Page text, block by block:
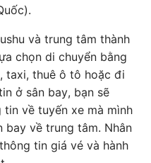
và trung tâm thành
chọn di chuyển bằng
taxi, thuê ô tô hoặc đi
ở sân bay, bạn sẽ
về tuyến xe mà mình
về trung tâm. Nhân
tin giá vé và hành